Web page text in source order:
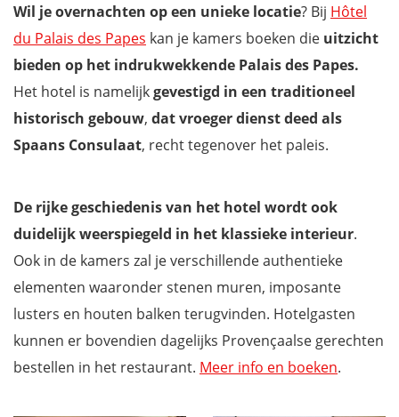
Wil je overnachten op een unieke locatie? Bij Hôtel
du Palais des Papes kan je kamers boeken die uitzicht
bieden op het indrukwekkende Palais des Papes.
Het hotel is namelijkgevestigd in een traditioneel
historisch gebouw, dat vroeger dienst deed als
Spaans Consulaat, recht tegenover het paleis.
De rijke geschiedenis van het hotel wordt ook
duidelijk weerspiegeld in het klassieke interieur.
Ook in de kamers zal je verschillende authentieke
elementen waaronder stenen muren, imposante
lusters en houten balken terugvinden. Hotelgasten
kunnen er bovendien dagelijks Provençaalse gerechten
bestellen in het restaurant. Meer info en boeken.